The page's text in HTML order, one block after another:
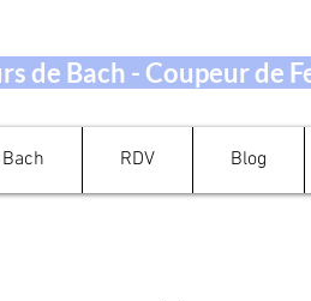
de Bach - Coupeur de
RDV Blog